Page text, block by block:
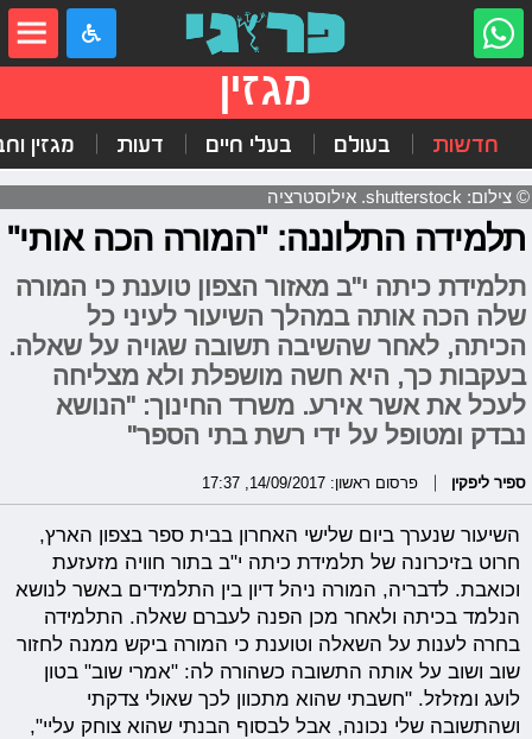
מגזין
חדשות בעולם בעלי חיים דעות מגזין
© צילום: shutterstock. אילוסטרציה
תלמידה התלוננה: "המורה הכה אותי"
תלמידת כיתה י"ב מאזור הצפון טוענת כי המורה
שלה הכה אותה במהלך השיעור לעיני כל
הכיתה, לאחר שהשיבה תשובה שגויה על שאלה.
בעקבות כך, היא חשה מושפלת ולא מצליחה
לעכל את אשר אירע. משרד החינוך: "הנושא
נבדק ומטופל על ידי רשת בתי הספר"
ספיר ליפקין פרסום ראשון: 14/09/2017, 17:37
השיעור שנערך ביום שלישי האחרון בבית ספר בצפון הארץ,
חרוט בזיכרונה של תלמידת כיתה י"ב בתור חוויה מזעזעת
וכואבת. לדבריה, המורה ניהל דיון בין התלמידים באשר לנושא
הנלמד בכיתה ולאחר מכן הפנה לעברם שאלה. התלמידה
בחרה לענות על השאלה וטוענת כי המורה ביקש ממנה לחזור
שוב ושוב על אותה התשובה כשהורה לה: "אמרי שוב" בטון
לועג ומזלזל. "חשבתי שהוא מתכוון לכך שאולי צדקתי
ושהתשובה שלי נכונה, אבל לבסוף הבנתי שהוא צוחק עליי",